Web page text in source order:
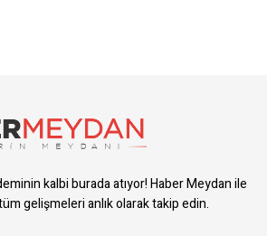
kalbi burada atıyor! Haber Meydan ile
gelişmeleri anlık olarak takip edin.